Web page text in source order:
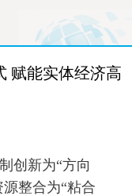
旅游 融媒体
赋能实体经济高
创新为“方向
整合为“粘合